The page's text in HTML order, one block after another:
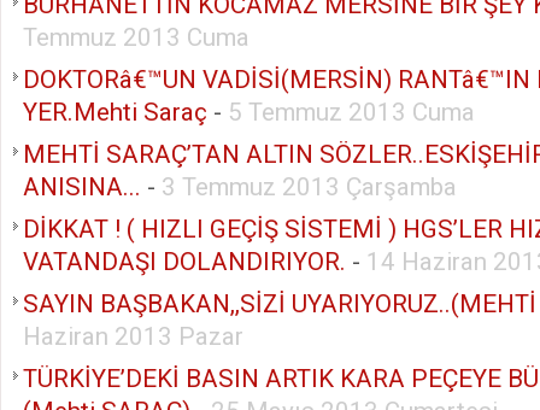
Temmuz 2013 Cuma
DOKTORâ€™UN VADİSİ(MERSİN)
YER.Mehti Saraç - 5 Temmuz 2013 Cuma
MEHTİ SARAÇ’TAN ALTIN
ANISINA... - 3 Temmuz 2013 Çarşamba
DİKKAT ! ( HIZLI GEÇİŞ SİSTEMİ ) HGS’LER
VATANDAŞI DOLANDIRIYOR. - 14 Haziran
SAYIN BAŞBAKAN,,SİZİ
Haziran 2013 Pazar
TÜRKİYE’DEKİ BASIN ARTIK KARA PEÇEYE